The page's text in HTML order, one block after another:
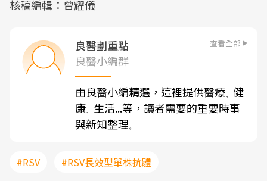
核稿編輯：曾耀儀
良醫劃重點 查看全部
良醫小編群
由良醫小編精選，這裡提供醫療、 健
康、 生活...等，讀者需要的重要時事
與新知整理。
#RSV #RSV長效型單株抗體